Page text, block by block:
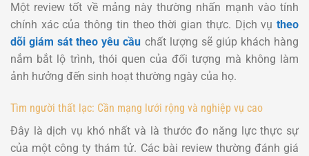
Một review tốt về mảng này thường nhấn mạnh vào tính
chính xác của thông tin theo thời gian thực. Dịch vụ theo
dõi giám sát theo yêu cầu chất lượng sẽ giúp khách hàng
nắm bắt lộ trình, thói quen của đối tượng mà không làm
ảnh hưởng đến sinh hoạt thường ngày của họ.
Tìm người thất lạc: Cần mạng lưới rộng và nghiệp vụ cao
Đây là dịch vụ khó nhất và là thước đo năng lực thực sự
của một công ty thám tử. Các bài review thường đánh giá